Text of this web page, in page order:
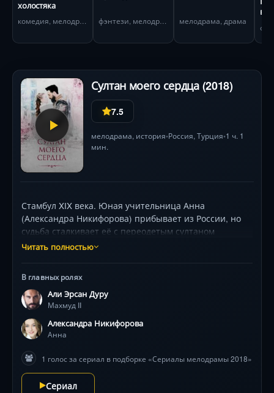
холостяка
мелодрама, драма
Султан моего сердца (2018)
7.5
мелодрама, история•Россия,Турция•1 ч. 1
мин.
Стамбул XIX века. Юная учительница Анна
(Александра Никифорова) прибывает из России, но
судьба сталкивает её с переодетым султаном
Махмудом (Али Эрсан Дуру). Под давлением
заговоров. Враги окружают героиню: ревнивые
жены, придворные интриганы и даже собственные
воспитанники. Каждый шаг грозит опалой, а
внезапная страсть к правителю бросает вызов всем
традициям. В эпицентре восточной красоты
судьбу империи .
Читать полностью
В главных ролях
Али Эрсан Дуру
Махмуд II
Александра Никифорова
Анна
1 голос за сериал в подборке «Сериалы мелодрамы 2018»
Сериал